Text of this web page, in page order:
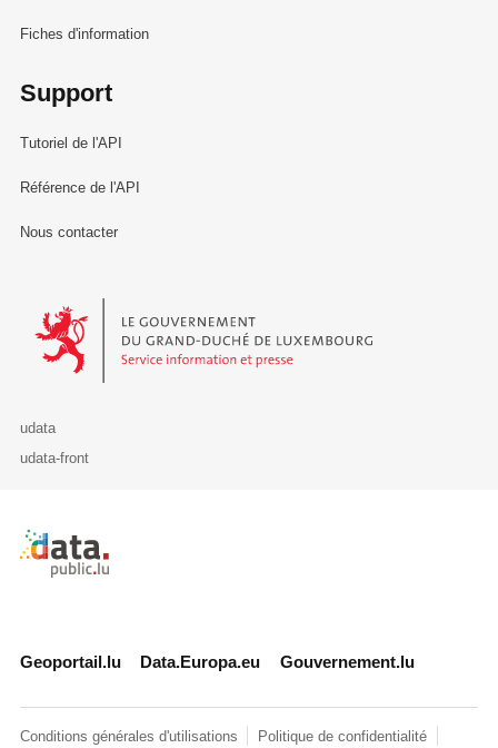
Fiches d'information
Support
Tutoriel de l'API
Référence de l'API
Nous contacter
Le Gouvernement du Grand-Duché de Luxembourg - Service
udata
udata-front
Retour à l'accueil de data.public.lu
Geoportail.lu Data.Europa.eu Gouvernement.lu
Conditions générales d'utilisations Politique de confidentialité